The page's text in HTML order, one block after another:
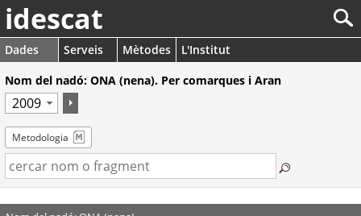
idescat
Dades Serveis Mètodes
L'Institut
Nom del nadó: ONA (nena). Per comarques i Aran
Metodologia